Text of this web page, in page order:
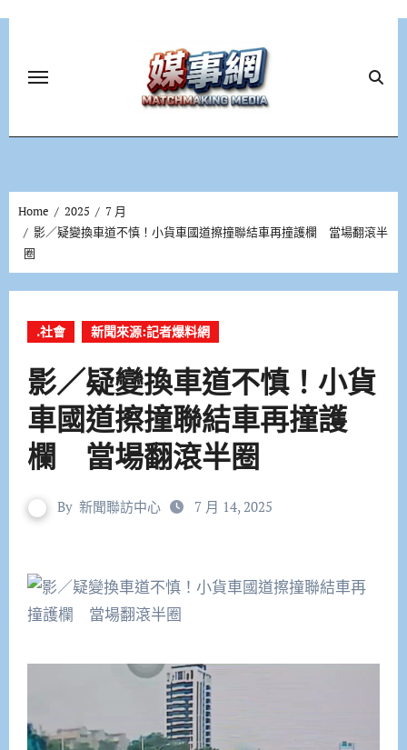
Home 2025
7 月
影／疑變換車道不慎！小貨車國道擦撞聯結車再撞護欄 當場翻滾半
圈
.社會 新聞來源:記者爆料網
影／疑變換車道不慎！小貨
車國道擦撞聯結車再撞護
欄 當場翻滾半圈
By 新聞聯訪中心 7 月 14, 2025